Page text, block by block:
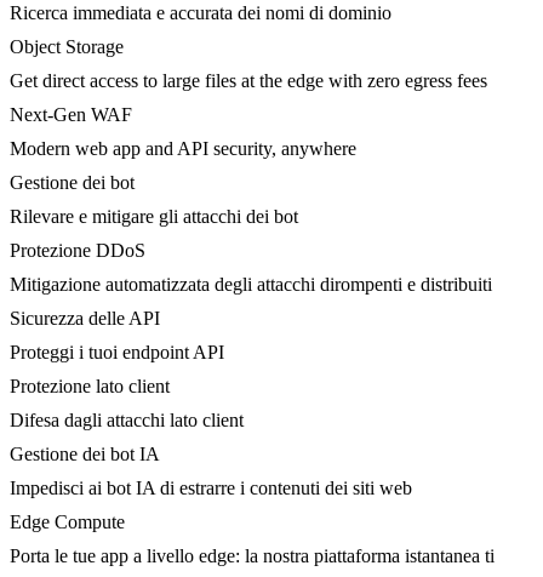
Ricerca immediata e accurata dei nomi di dominio
Object Storage
Get direct access to large files at the edge with zero egress fees
Next-Gen WAF
Modern web app and API security, anywhere
Gestione dei bot
Rilevare e mitigare gli attacchi dei bot
Protezione DDoS
Mitigazione automatizzata degli attacchi dirompenti e distribuiti
Sicurezza delle API
Proteggi i tuoi endpoint API
Protezione lato client
Difesa dagli attacchi lato client
Gestione dei bot IA
Impedisci ai bot IA di estrarre i contenuti dei siti web
Edge Compute
Porta le tue app a livello edge: la nostra piattaforma istantanea ti